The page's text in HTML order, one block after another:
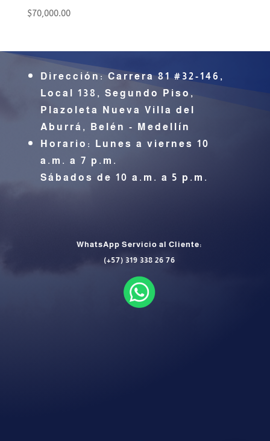
$70,000.00
Dirección: Carrera 81 #32-146,
Local 138, Segundo Piso,
Plazoleta Nueva Villa del
Aburrá,
Belén - Medellín
Horario: Lunes a viernes 10
a.m. a 7 p.m.
Sábados de 10 a.m. a 5 p.m.
WhatsApp Servicio al Cliente:
(+57) 319 338 26 76